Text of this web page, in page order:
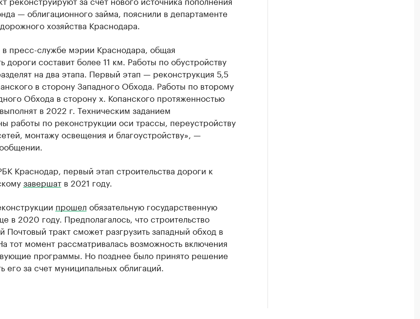
— облигационного займа, пояснили в департаменте
хозяйства Краснодара.
пресс-службе мэрии Краснодара, общая
дороги составит более 11 км. Работы по обустройству
на два этапа. Первый этап — реконструкция 5,5
в сторону Западного Обхода. Работы по второму
Обхода в сторону х. Копанского протяженностью
в 2022 г. Техническим заданием
работы по реконструкции оси трассы, переустройству
монтажу освещения и благоустройству», —
Краснодар, первый этап строительства дороги к
завершатв 2021 году.
прошел обязательную государственную
в 2020 году. Предполагалось, что строительство
Почтовый тракт сможет разгрузить западный обход в
тот момент рассматривалась возможность включения
программы. Но позднее было принято решение
его за счет муниципальных облигаций.